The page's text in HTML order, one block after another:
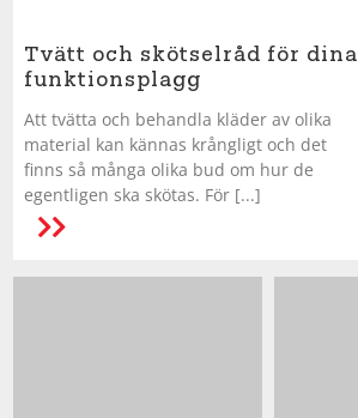
Tvätt och skötselråd för dina
funktionsplagg
Att tvätta och behandla kläder av olika
material kan kännas krångligt och det
finns så många olika bud om hur de
egentligen ska skötas. För [...]